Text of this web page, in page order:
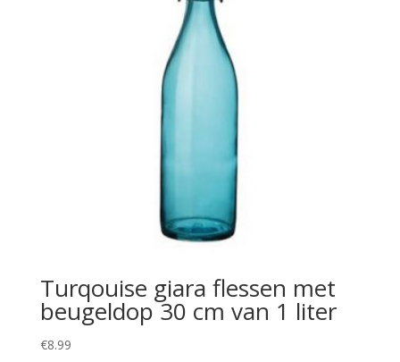
Turqouise giara flessen met
beugeldop 30 cm van 1 liter
€8.99